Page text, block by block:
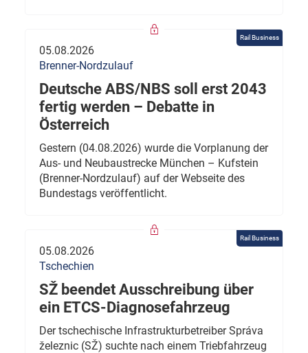
Rail Business
05.08.2026
Brenner-Nordzulauf
Deutsche ABS/NBS soll erst 2043
fertig werden – Debatte in
Österreich
Gestern (04.08.2026) wurde die Vorplanung der
Aus- und Neubaustrecke München – Kufstein
(Brenner-Nordzulauf) auf der Webseite des
Bundestags veröffentlicht.
Rail Business
05.08.2026
Tschechien
SŽ beendet Ausschreibung über
ein ETCS-Diagnosefahrzeug
Der tschechische Infrastrukturbetreiber Správa
železnic (SŽ) suchte nach einem Triebfahrzeug